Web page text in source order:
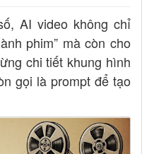
AI video không chỉ
phim” mà còn cho
chi tiết khung hình
gọi là prompt để tạo